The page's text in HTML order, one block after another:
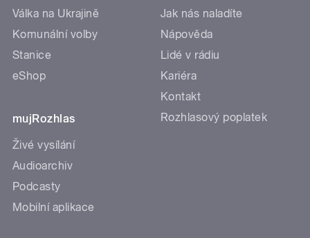
Válka na Ukrajině
Komunální volby
Stanice
eShop
mujRozhlas
Živé vysílání
Audioarchiv
Podcasty
Mobilní aplikace
Jak nás naladíte
Nápověda
Lidé v rádiu
Kariéra
Kontakt
Rozhlasový poplatek